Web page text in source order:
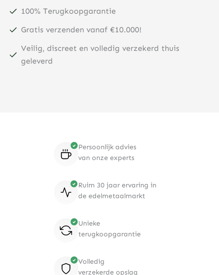
100% Terugkoopgarantie
Gratis verzenden vanaf €10.000!
Veilig, discreet en volledig verzekerd thuis
geleverd
Persoonlijk advies
van onze experts
Ruim 30 jaar ervaring in
de edelmetaalmarkt
Unieke
terugkoopgarantie
Volledig
verzekerde opslag